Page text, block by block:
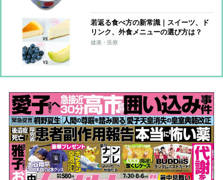
若返る食べ方の新常識｜スイーツ、ド
リンク、外食メニューの選び方は？
健康・医療